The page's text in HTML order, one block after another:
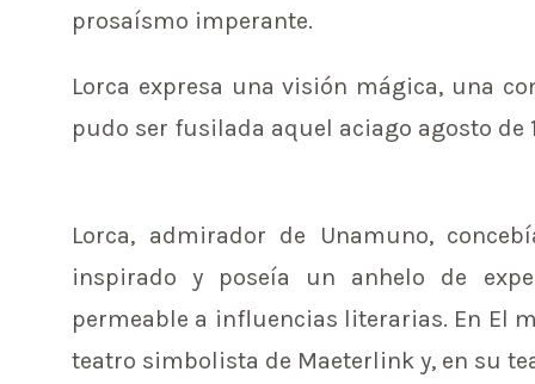
prosaísmo imperante.
Lorca expresa una visión mágica, una
pudo ser fusilada aquel aciago agosto de
Lorca, admirador de Unamuno,
inspirado y poseía un anhelo de
permeable a influencias literarias. En El
teatro simbolista de Maeterlink y, en su